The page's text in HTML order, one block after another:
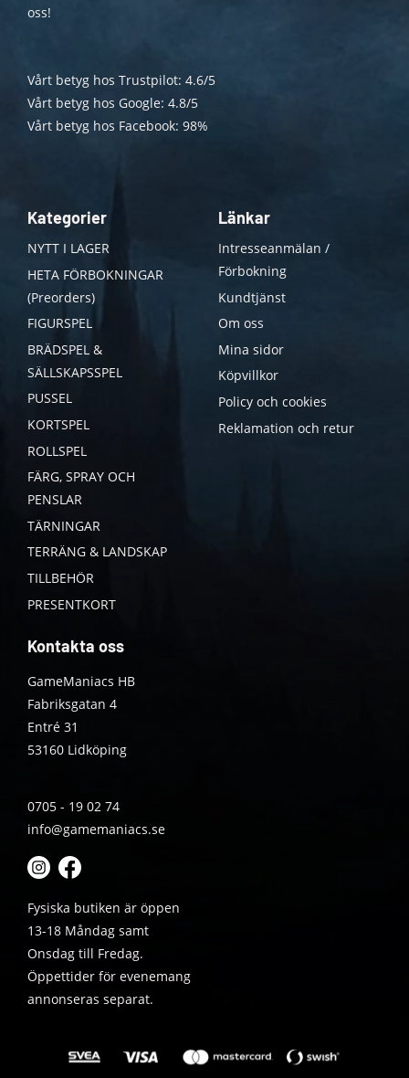
oss!
Vårt betyg hos Trustpilot: 4.6/5
Vårt betyg hos Google: 4.8/5
Vårt betyg hos Facebook: 98%
Kategorier
NYTT I LAGER
HETA FÖRBOKNINGAR
(Preorders)
FIGURSPEL
BRÄDSPEL &
SÄLLSKAPSSPEL
PUSSEL
KORTSPEL
ROLLSPEL
FÄRG, SPRAY OCH
PENSLAR
TÄRNINGAR
TERRÄNG & LANDSKAP
TILLBEHÖR
PRESENTKORT
Länkar
Intresseanmälan /
Förbokning
Kundtjänst
Om oss
Mina sidor
Köpvillkor
Policy och cookies
Reklamation och retur
Kontakta oss
GameManiacs HB
Fabriksgatan 4
Entré 31
53160 Lidköping
0705 - 19 02 74
info@gamemaniacs.se
Fysiska butiken är öppen
13-18 Måndag samt
Onsdag till Fredag.
Öppettider för evenemang
annonseras separat.